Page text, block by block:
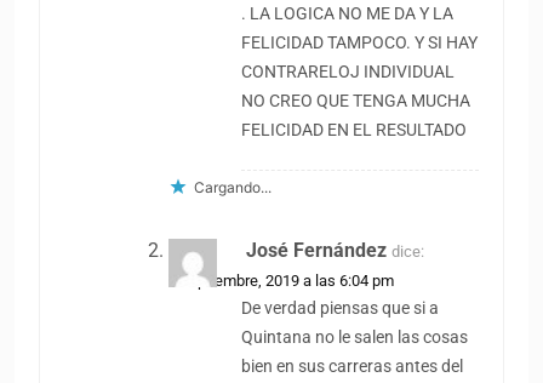
. LA LOGICA NO ME DA Y LA
FELICIDAD TAMPOCO. Y SI HAY
CONTRARELOJ INDIVIDUAL
NO CREO QUE TENGA MUCHA
FELICIDAD EN EL RESULTADO
Cargando...
José Fernández dice:
2 septiembre, 2019 a las 6:04 pm
De verdad piensas que si a
Quintana no le salen las cosas
bien en sus carreras antes del